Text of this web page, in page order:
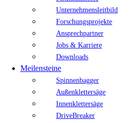
Unternehmensleitbild
Forschungsprojekte
Ansprechpartner
Jobs & Karriere
Downloads
Meilensteine
Spinnenbagger
Außenklettersäge
Innenklettersäge
DriveBreaker